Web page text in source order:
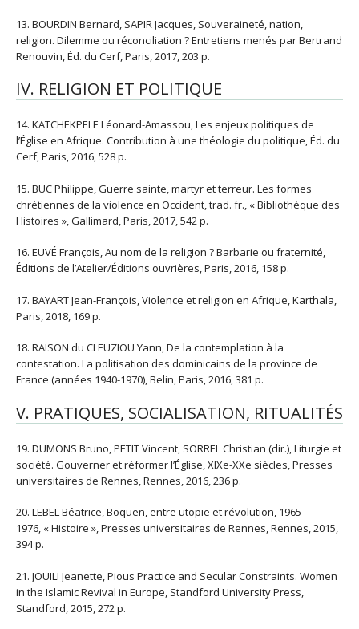
13. BOURDIN Bernard, SAPIR Jacques, Souveraineté, nation,
religion. Dilemme ou réconciliation ? Entretiens menés par Bertrand
Renouvin, Éd. du Cerf, Paris, 2017, 203 p.
IV. RELIGION ET POLITIQUE
14. KATCHEKPELE Léonard-Amassou, Les enjeux politiques de
l’Église en Afrique. Contribution à une théologie du politique, Éd. du
Cerf, Paris, 2016, 528 p.
15. BUC Philippe, Guerre sainte, martyr et terreur. Les formes
chrétiennes de la violence en Occident, trad. fr., « Bibliothèque des
Histoires », Gallimard, Paris, 2017, 542 p.
16. EUVÉ François, Au nom de la religion ? Barbarie ou fraternité,
Éditions de l’Atelier/Éditions ouvrières, Paris, 2016, 158 p.
17. BAYART Jean-François, Violence et religion en Afrique, Karthala,
Paris, 2018, 169 p.
18. RAISON du CLEUZIOU Yann, De la contemplation à la
contestation. La politisation des dominicains de la province de
France (années 1940-1970), Belin, Paris, 2016, 381 p.
V. PRATIQUES, SOCIALISATION, RITUALITÉS
19. DUMONS Bruno, PETIT Vincent, SORREL Christian (dir.), Liturgie et
société. Gouverner et réformer l’Église, XIXe-XXe siècles, Presses
universitaires de Rennes, Rennes, 2016, 236 p.
20. LEBEL Béatrice, Boquen, entre utopie et révolution, 1965-
1976, « Histoire », Presses universitaires de Rennes, Rennes, 2015,
394 p.
21. JOUILI Jeanette, Pious Practice and Secular Constraints. Women
in the Islamic Revival in Europe, Standford University Press,
Standford, 2015, 272 p.